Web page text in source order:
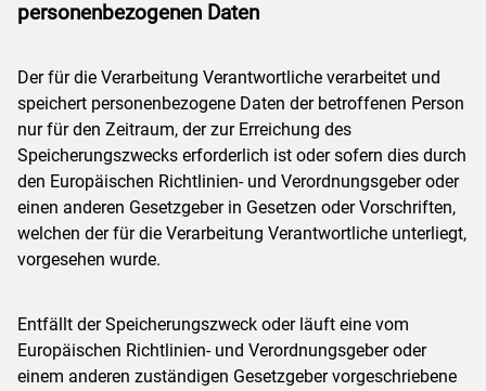
personenbezogenen Daten
Der für die Verarbeitung Verantwortliche verarbeitet und
speichert personenbezogene Daten der betroffenen Person
nur für den Zeitraum, der zur Erreichung des
Speicherungszwecks erforderlich ist oder sofern dies durch
den Europäischen Richtlinien- und Verordnungsgeber oder
einen anderen Gesetzgeber in Gesetzen oder Vorschriften,
welchen der für die Verarbeitung Verantwortliche unterliegt,
vorgesehen wurde.
Entfällt der Speicherungszweck oder läuft eine vom
Europäischen Richtlinien- und Verordnungsgeber oder
einem anderen zuständigen Gesetzgeber vorgeschriebene